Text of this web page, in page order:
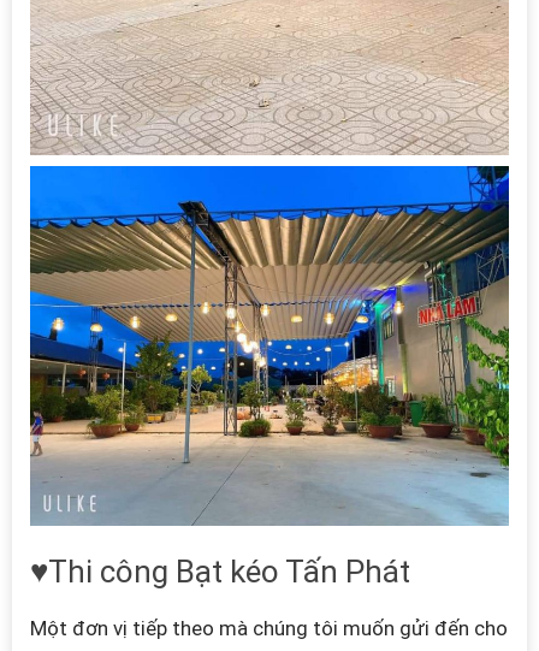
♥Thi công Bạt kéo Tấn Phát
Một đơn vị tiếp theo mà chúng tôi muốn gửi đến cho